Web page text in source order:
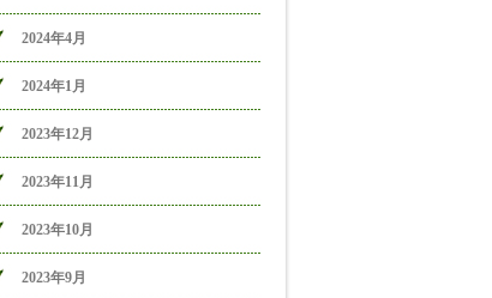
2024年4月
2024年1月
2023年12月
2023年11月
2023年10月
2023年9月